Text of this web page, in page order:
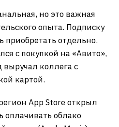
но это важная
опыта. Подписку
приобретать отдельно.
с покупкой на «Авито»,
выручал коллега с
картой.
App Store открыл
оплачивать облако